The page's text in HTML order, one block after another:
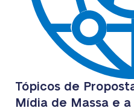
Tópicos de
Mídia de Massa e